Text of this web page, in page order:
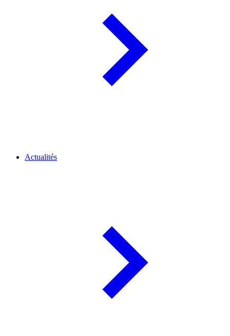
Actualités